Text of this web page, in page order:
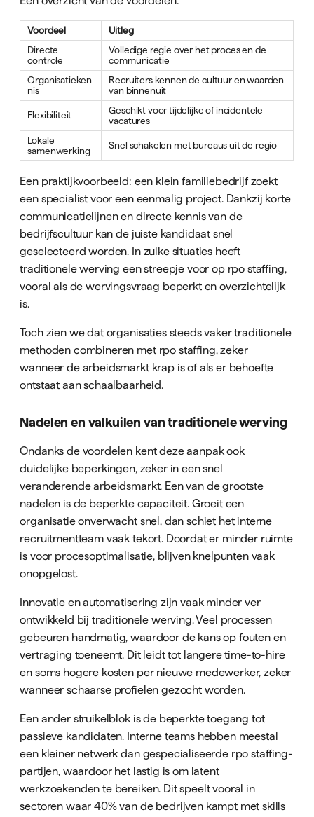
Voordeel
Uitleg
Directe
controle
Volledige regie over het proces en de
communicatie
Organisatieken
nis
Recruiters kennen de cultuur en waarden
van binnenuit
Flexibiliteit
Geschikt voor tijdelijke of incidentele
vacatures
Lokale
samenwerking
Snel schakelen met bureaus uit de regio
Een praktijkvoorbeeld: een klein familiebedrijf zoekt
een specialist voor een eenmalig project. Dankzij korte
communicatielijnen en directe kennis van de
bedrijfscultuur kan de juiste kandidaat snel
geselecteerd worden. In zulke situaties heeft
traditionele werving een streepje voor op rpo staffing,
vooral als de wervingsvraag beperkt en overzichtelijk
is.
Toch zien we dat organisaties steeds vaker traditionele
methoden combineren met rpo staffing, zeker
wanneer de arbeidsmarkt krap is of als er behoefte
ontstaat aan schaalbaarheid.
Nadelen en valkuilen van traditionele werving
Ondanks de voordelen kent deze aanpak ook
duidelijke beperkingen, zeker in een snel
veranderende arbeidsmarkt. Een van de grootste
nadelen is de beperkte capaciteit. Groeit een
organisatie onverwacht snel, dan schiet het interne
recruitmentteam vaak tekort. Doordat er minder ruimte
is voor procesoptimalisatie, blijven knelpunten vaak
onopgelost.
Innovatie en automatisering zijn vaak minder ver
ontwikkeld bij traditionele werving. Veel processen
gebeuren handmatig, waardoor de kans op fouten en
vertraging toeneemt. Dit leidt tot langere time-to-hire
en soms hogere kosten per nieuwe medewerker, zeker
wanneer schaarse profielen gezocht worden.
Een ander struikelblok is de beperkte toegang tot
passieve kandidaten. Interne teams hebben meestal
een kleiner netwerk dan gespecialiseerde rpo staffing-
partijen, waardoor het lastig is om latent
werkzoekenden te bereiken. Dit speelt vooral in
sectoren waar 40% van de bedrijven kampt met skills